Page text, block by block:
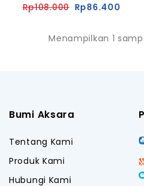
Rp108.000 Rp86.400
Menampilkan 1
Bumi Aksara
Tentang Kami
Produk Kami
Hubungi Kami